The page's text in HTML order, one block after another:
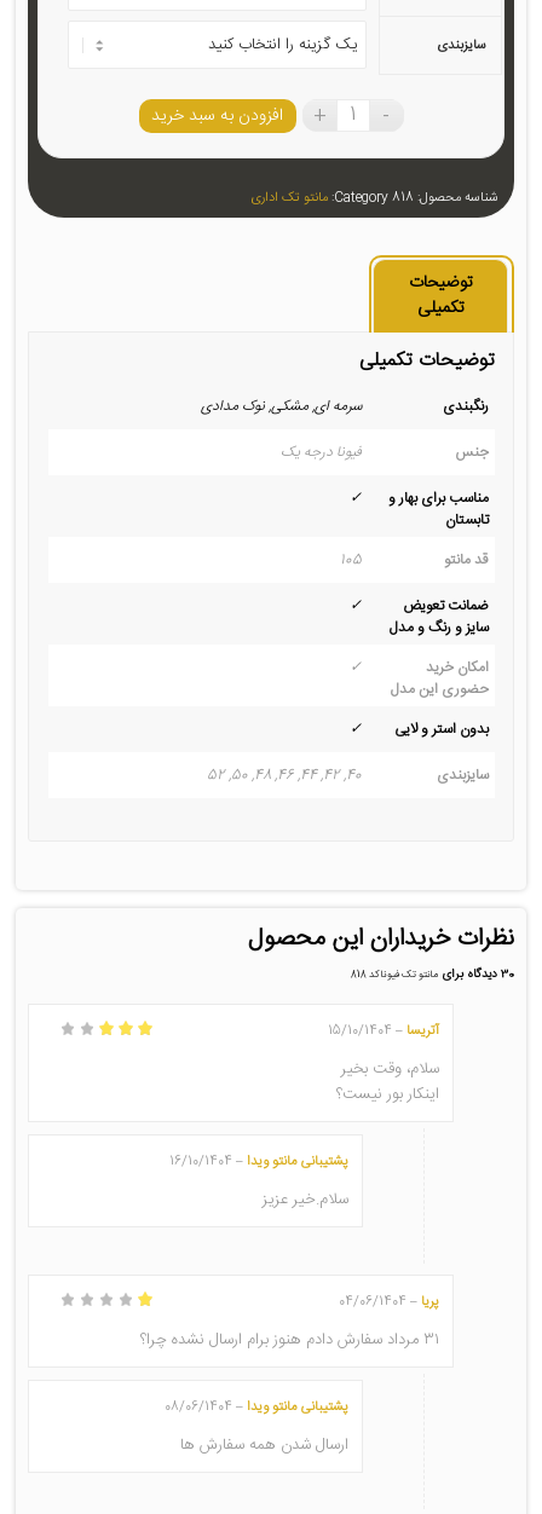
سایزبندی
افزودن به سبد خرید
شناسه محصول: 818
Category: مانتو تک اداری
توضیحات
تکمیلی
توضیحات تکمیلی
رنگبندی
سرمه ای, مشکی, نوک‌ مدادی
جنس
فیونا درجه یک
مناسب برای بهار و
تابستان
✓
قد مانتو
105
ضمانت تعویض
سایز و رنگ و مدل
✓
امکان خرید
حضوری این مدل
✓
بدون استر و لایی
✓
سایزبندی
40, 42, 44, 46, 48, 50, 52
نظرات خریداران این محصول
30 دیدگاه برای مانتو تک فیونا کد 818
آتریسا–
15/10/1404
سلام، وقت بخیر
اینکار بور نیست؟
پشتیبانی مانتو ویدا–
16/10/1404
سلام.خیر عزیز
1از
5
پریا–
04/06/1404
۳۱ مرداد سفارش دادم هنوز برام ارسال نشده چرا؟
پشتیبانی مانتو ویدا–
08/06/1404
ارسال شدن همه سفارش ها